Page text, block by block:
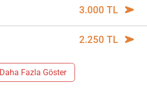
3.000 TL
2.250 TL
Daha Fazla Göster